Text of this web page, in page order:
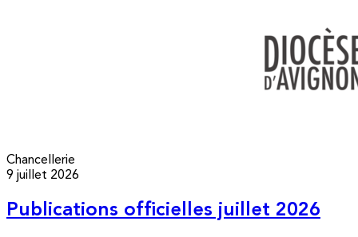
Chancellerie
9 juillet 2026
Publications officielles juillet 2026